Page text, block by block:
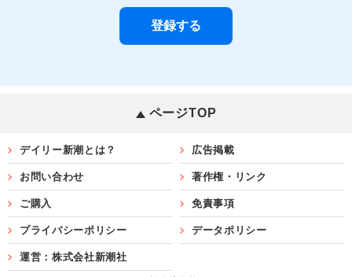
ページTOP
デイリー新潮とは？ 広告掲載
お問い合わせ 著作権・リンク
ご購入 免責事項
プライバシーポリシー データポリシー
運営：株式会社新潮社